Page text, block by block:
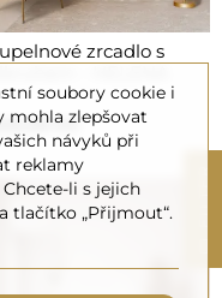
zrcadlo s
Kč
soubory cookie i
mohla zlepšovat
návyků při
reklamy
li s jejich
tlačítko „Přijmout“.